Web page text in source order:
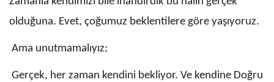
olduğuna. Evet, çoğumuz beklentilere göre yaşıyoruz.
Ama unutmamalıyız;
Gerçek, her zaman kendini bekliyor. Ve kendine Doğru